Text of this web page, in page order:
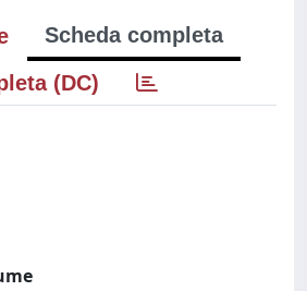
Scheda completa
(DC)